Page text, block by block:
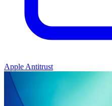
Apple Antitrust